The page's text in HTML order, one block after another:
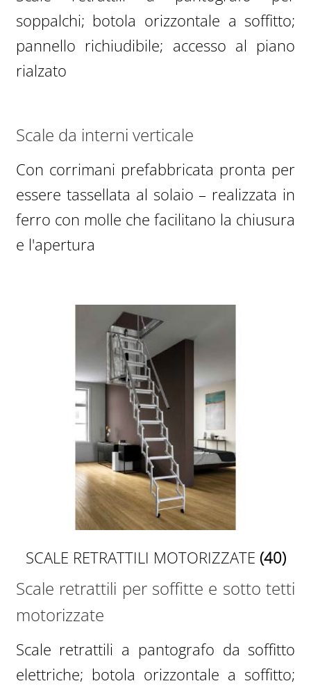
soppalchi; botola orizzontale a soffitto;
pannello richiudibile; accesso al piano
rialzato
Scale da interni verticale
Con corrimani prefabbricata pronta per
essere tassellata al solaio – realizzata in
ferro con molle che facilitano la chiusura
e l'apertura
SCALE RETRATTILI MOTORIZZATE (40)
Scale retrattili per soffitte e sotto tetti
motorizzate
Scale retrattili a pantografo da soffitto
elettriche; botola orizzontale a soffitto;